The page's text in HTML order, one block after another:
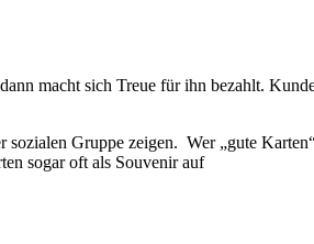
macht sich Treue für ihn bezahlt.
Gruppe zeigen. Wer „gute
sogar oft als Souvenir auf